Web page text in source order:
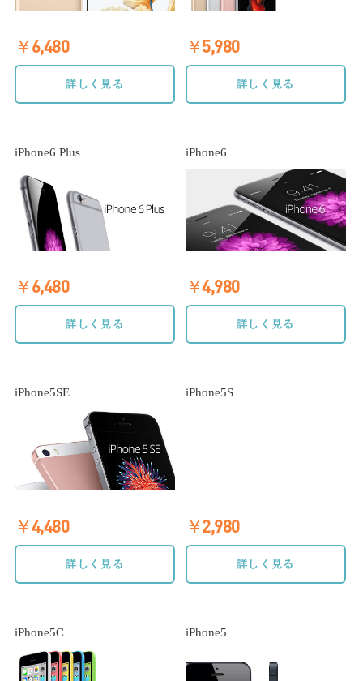
￥6,480
詳しく見る
￥5,980
詳しく見る
iPhone6 Plus
￥6,480
詳しく見る
iPhone6
￥4,980
詳しく見る
iPhone5SE
￥4,480
詳しく見る
iPhone5S
￥2,980
詳しく見る
iPhone5C iPhone5